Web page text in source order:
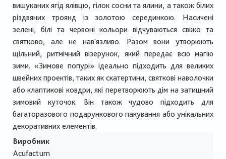
вишуканих ягід ялівцю, гілок сосни та ялини, а також білих
різдвяних троянд із золотою серединкою. Насичені
зелені, білі та червоні кольори відчуваються свіжо та
святково, але не нав'язливо. Разом вони утворюють
щільний, ритмічний візерунок, який передає всю магію
зими. «Зимове попурі» ідеально підходить для великих
швейних проектів, таких як скатертини, святкові наволочки
або клаптикові ковдри, які перетворюють дім на затишний
зимовий куточок. Він також чудово підходить для
багаторазового подарункового пакування або унікальних
декоративних елементів.
Виробник
Acufactum